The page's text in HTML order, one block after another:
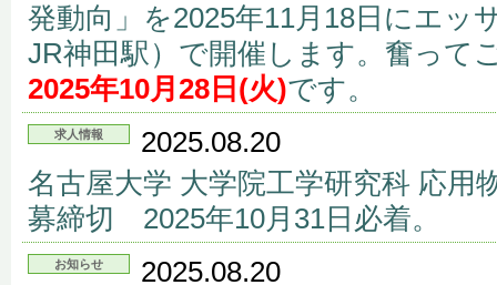
発動向」を2025年11月18日にエッ
JR神田駅）で開催します。奮って
2025年10月28日(火)です。
求人情報
2025.08.20
名古屋大学 大学院工学研究科 応用
募締切 2025年10月31日必着。
お知らせ
2025.08.20